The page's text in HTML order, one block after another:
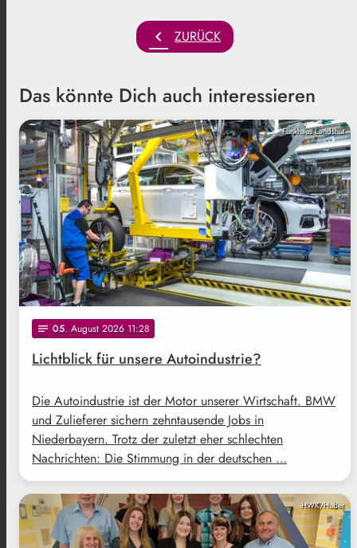
chevron_left ZURÜCK
Das könnte Dich auch interessieren
Funkhaus Landshut
notes 05. August 2026 11:28
Lichtblick für unsere Autoindustrie?
Die Autoindustrie ist der Motor unserer Wirtschaft. BMW
und Zulieferer sichern zehntausende Jobs in
Niederbayern. Trotz der zuletzt eher schlechten
Nachrichten: Die Stimmung in der deutschen …
HWK/Huber